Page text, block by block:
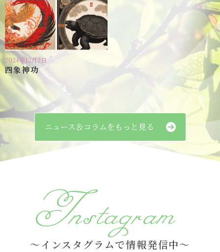
2024年12月2日
四象神功
ニュース＆コラムをもっと見る
Instagram
～インスタグラムで情報発信中～